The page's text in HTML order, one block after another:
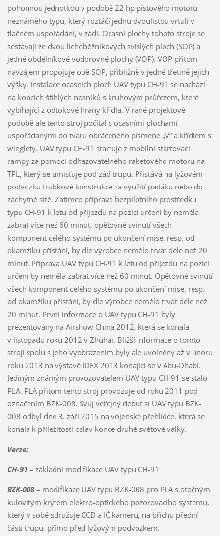
pohonnou jednotkou v podobě 22 hp pístového motoru
neznámého typu, který roztáčí jednu dvoulistou vrtuli v
tlačném uspořádání, v zádi. Ocasní plochy tohoto stroje se
sestávají ze dvou lichoběžníkových svislých ploch (SOP) a
jedné obdélníkové vodorovné plochy (VOP). VOP přitom
navzájem propojuje obě SOP, přibližně v jedné třetině jejich
výšky. Instalace ocasních ploch UAV typu CH-91 se nachází
na koncích štíhlých nosníků s kruhovým průřezem, které
vybíhající z odtokové hrany křídla. V rané projektové
podobě ale tento stroj počítal s ocasními plochami
uspořádanými do tvaru obráceného písmene „V“ a křídlem s
winglety. UAV typu CH-91 startuje z mobilní startovací
rampy za pomoci odhazovatelného raketového motoru na
TPL, který se umisťuje pod záď trupu. Přistává na lyžovém
podvozku trubkové konstrukce za využití padáku nebo do
záchytné sítě. Zatímco příprava bezpilotního prostředku
typu CH-91 k letu od příjezdu na pozici určení by neměla
zabrat více než 60 minut, opětovné svinutí všech
komponent celého systému po ukončení mise, resp. od
okamžiku přistání, by dle výrobce nemělo trvat déle než 20
minut. Příprava UAV typu CH-91 k letu od příjezdu na pozici
určení by neměla zabrat více než 60 minut. Opětovné svinutí
všech komponent celého systému po ukončení mise, resp.
od okamžiku přistání, by dle výrobce nemělo trvat déle než
20 minut. První informace o UAV typu CH-91 byly
prezentovány na Airshow China 2012, která se konala
v listopadu roku 2012 v Zhuhai. Bližší informace o tomto
stroji spolu s jeho vyobrazením byly ale uvolněny až v únoru
roku 2013 na výstavě IDEX 2013 konající se v Abu-Dhabi.
Jediným známým provozovatelem UAV typu CH-91 se stalo
PLA. PLA přitom tento stroj provozuje od roku 2011 pod
označením BZK-008. Svůj veřejný debut si UAV typu BZK-
008 odbyl dne 3. září 2015 na vojenské přehlídce, která se
konala k příležitosti oslav konce druhé světové války.
Verze:
CH-91– základní modifikace UAV typu CH-91
BZK-008– modifikace UAV typu BZK-008 pro PLA s otočným
kulovitým krytem elektro-optického pozorovacího systému,
který v sobě sdružuje CCD a IČ kameru, na břichu přední
části trupu, přímo před lyžovým podvozkem.